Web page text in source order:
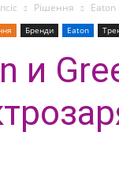
Рішення
Бренди Eaton
и